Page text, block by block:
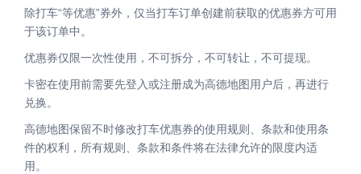
除打车“等优惠”券外，仅当打车订单创建前获取的优惠券方可用
于该订单中。
优惠券仅限一次性使用，不可拆分，不可转让，不可提现。
卡密在使用前需要先登入或注册成为高德地图用户后，再进行
兑换。
高德地图保留不时修改打车优惠券的使用规则、条款和使用条
件的权利，所有规则、条款和条件将在法律允许的限度内适
用。